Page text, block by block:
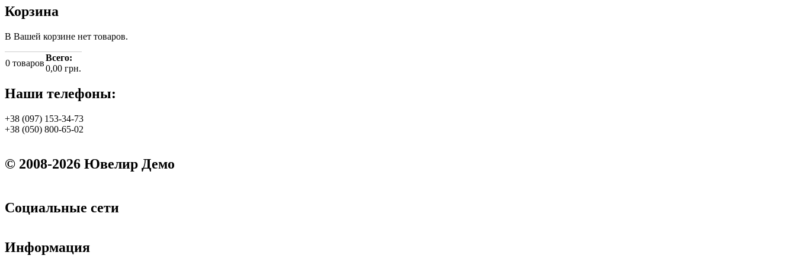
Корзина
В Вашей корзине нет товаров.
0 товаров
Всего:
0,00 грн.
Наши телефоны:
+38 (097) 153-34-73
+38 (050) 800-65-02
© 2008-2026 Ювелир Демо
Социальные сети
Информация